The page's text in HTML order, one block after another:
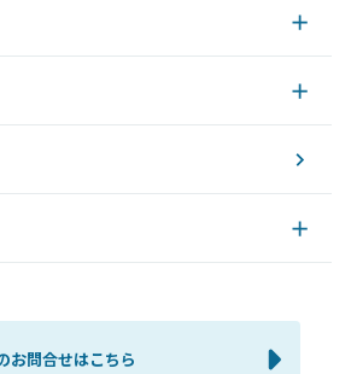
お問合せはこちら